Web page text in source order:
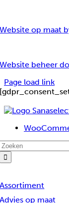
Website op maat
Website beheer
Page load link
Assortiment
Advies op maat